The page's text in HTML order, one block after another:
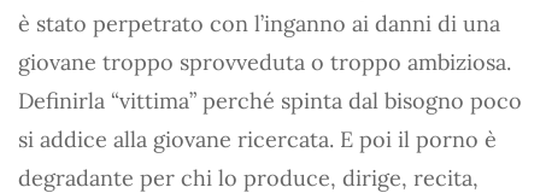
è stato perpetrato con l’inganno ai danni di una
giovane troppo sprovveduta o troppo ambiziosa.
Definirla “vittima” perché spinta dal bisogno poco
si addice alla giovane ricercata. E poi il porno è
degradante per chi lo produce, dirige, recita,